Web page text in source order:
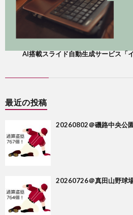
AI搭載スライド自動生成サービス「
最近の投稿
20260802＠磯路中央公
20260726＠真田山野球